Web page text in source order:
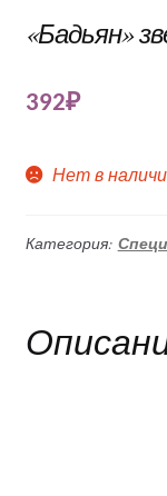
«Бадьян»
392₽
Нет в
Категория: